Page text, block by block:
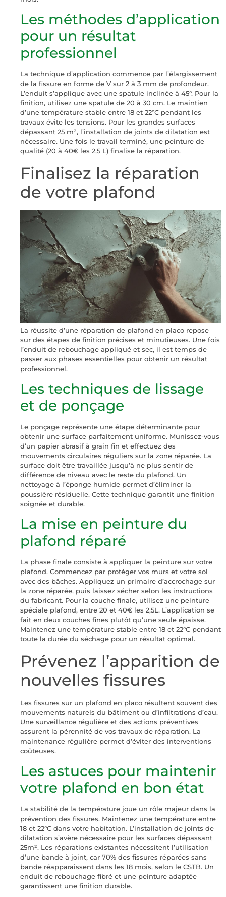
Les méthodes d’application
pour un résultat
professionnel
La technique d’application commence par l’élargissement
de la fissure en forme de V sur 2 à 3 mm de profondeur.
L’enduit s’applique avec une spatule inclinée à 45°. Pour la
finition, utilisez une spatule de 20 à 30 cm. Le maintien
d’une température stable entre 18 et 22°C pendant les
travaux évite les tensions. Pour les grandes surfaces
dépassant 25 m², l’installation de joints de dilatation est
nécessaire. Une fois le travail terminé, une peinture de
qualité (20 à 40€ les 2,5 L) finalise la réparation.
Finalisez la réparation
de votre plafond
La réussite d’une réparation de plafond en placo repose
sur des étapes de finition précises et minutieuses. Une fois
l’enduit de rebouchage appliqué et sec, il est temps de
passer aux phases essentielles pour obtenir un résultat
professionnel.
Les techniques de lissage
et de ponçage
Le ponçage représente une étape déterminante pour
obtenir une surface parfaitement uniforme. Munissez-vous
d’un papier abrasif à grain fin et effectuez des
mouvements circulaires réguliers sur la zone réparée. La
surface doit être travaillée jusqu’à ne plus sentir de
différence de niveau avec le reste du plafond. Un
nettoyage à l’éponge humide permet d’éliminer la
poussière résiduelle. Cette technique garantit une finition
soignée et durable.
La mise en peinture du
plafond réparé
La phase finale consiste à appliquer la peinture sur votre
plafond. Commencez par protéger vos murs et votre sol
avec des bâches. Appliquez un primaire d’accrochage sur
la zone réparée, puis laissez sécher selon les instructions
du fabricant. Pour la couche finale, utilisez une peinture
spéciale plafond, entre 20 et 40€ les 2,5L. L’application se
fait en deux couches fines plutôt qu’une seule épaisse.
Maintenez une température stable entre 18 et 22°C pendant
toute la durée du séchage pour un résultat optimal.
Prévenez l’apparition de
nouvelles fissures
Les fissures sur un plafond en placo résultent souvent des
mouvements naturels du bâtiment ou d’infiltrations d’eau.
Une surveillance régulière et des actions préventives
assurent la pérennité de vos travaux de réparation. La
maintenance régulière permet d’éviter des interventions
coûteuses.
Les astuces pour maintenir
votre plafond en bon état
La stabilité de la température joue un rôle majeur dans la
prévention des fissures. Maintenez une température entre
18 et 22°C dans votre habitation. L’installation de joints de
dilatation s’avère nécessaire pour les surfaces dépassant
25m². Les réparations existantes nécessitent l’utilisation
d’une bande à joint, car 70% des fissures réparées sans
bande réapparaissent dans les 18 mois, selon le CSTB. Un
enduit de rebouchage fibré et une peinture adaptée
garantissent une finition durable.